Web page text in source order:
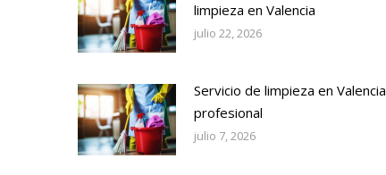
limpieza en Valencia
julio 22, 2026
Servicio de limpieza en Valencia
profesional
julio 7, 2026